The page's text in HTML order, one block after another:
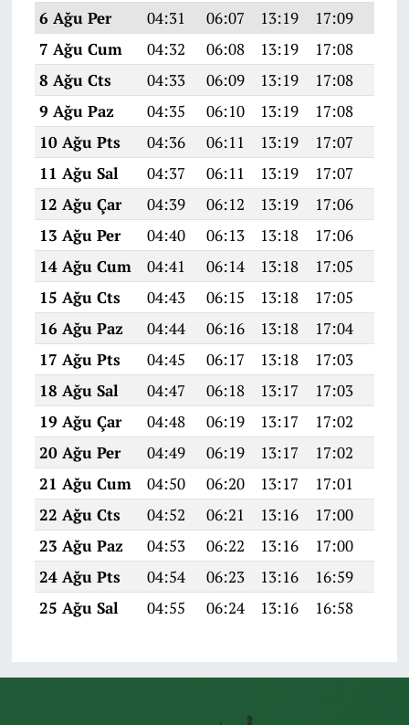
6 Ağu Per 04:31 06:07 13:19 17:09
7 Ağu Cum
04:32 06:08 13:19 17:08
8 Ağu Cts
04:33 06:09 13:19 17:08
9 Ağu Paz
04:35 06:10 13:19 17:08
10 Ağu Pts
04:36 06:11 13:19 17:07
11 Ağu Sal
04:37 06:11 13:19 17:07
12 Ağu Çar
04:39 06:12 13:19 17:06
13 Ağu Per
04:40 06:13 13:18 17:06
14 Ağu Cum
04:41 06:14 13:18 17:05
15 Ağu Cts
04:43 06:15 13:18 17:05
16 Ağu Paz
04:44 06:16 13:18 17:04
17 Ağu Pts
04:45 06:17 13:18 17:03
18 Ağu Sal
04:47 06:18 13:17 17:03
19 Ağu Çar
04:48 06:19 13:17 17:02
20 Ağu Per
04:49 06:19 13:17 17:02
21 Ağu Cum
04:50 06:20 13:17 17:01
22 Ağu Cts
04:52 06:21 13:16 17:00
23 Ağu Paz
04:53 06:22 13:16 17:00
24 Ağu Pts
04:54 06:23 13:16 16:59
25 Ağu Sal
04:55 06:24 13:16 16:58